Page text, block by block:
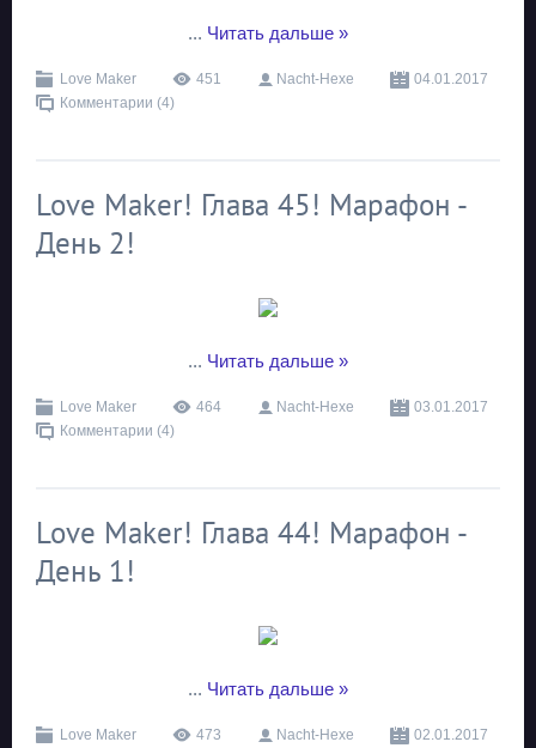
... Читать дальше »
Love Maker 451 Nacht-Hexe
04.01.2017
Комментарии (4)
Love Maker! Глава 45! Марафон -
День 2!
... Читать дальше »
Love Maker 464 Nacht-Hexe
03.01.2017
Комментарии (4)
Love Maker! Глава 44! Марафон -
День 1!
... Читать дальше »
Love Maker 473 Nacht-Hexe
02.01.2017